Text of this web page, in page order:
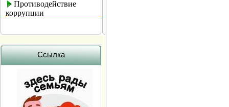
Противодействие
коррупции
Ссылка